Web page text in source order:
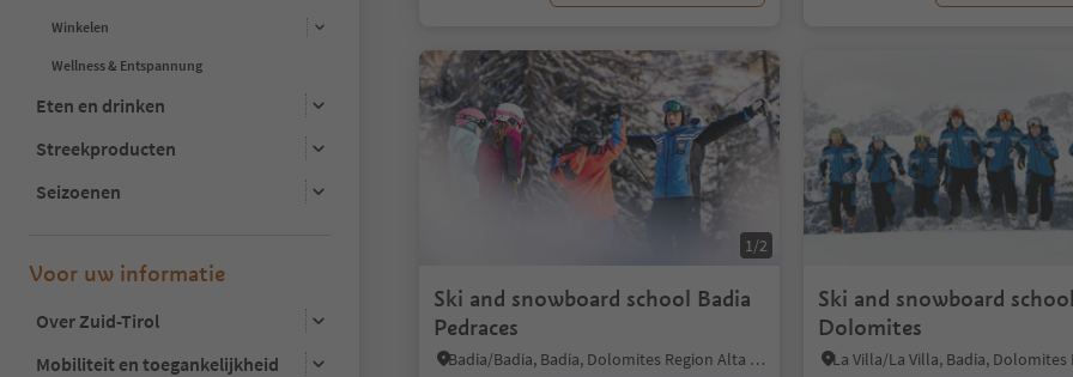
Winkelen
Wellness & Entspannung
Eten en drinken
Streekproducten
Seizoenen
Voor uw informatie
Over Zuid-Tirol
Mobiliteit en toegankelijkheid
1/2
Ski and snowboard school Badia
Pedraces
Badia/Badia, Badia, Dolomites Region Alta Badia
Ski and snowboard school
Dolomites